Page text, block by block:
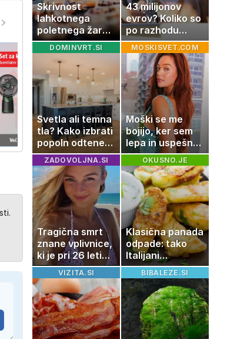
Skrivnost
lahkotnega
poletnega žara,
po katerem ne
boste
potrebovali
popoldanskega
spanca
43 milijonov
evrov? Koliko so
po razhodu
zahtevale ali
prejele
partnerice
športnih
zvezdnikov
DOMINVRT.SI
Svetla ali temna
tla? Kako izbrati
popoln odtenek
za vaš dom
MOSKISVET.COM
Moški se me
bojijo, ker sem
lepa in uspešna:
Misica razkrila,
zakaj je še
vedno samska
ZADOVOLJNA.SI
Tragična smrt
znane vplivnice,
ki je pri 26 letih
izgubila boj z
boleznijo
OKUSNO.JE
Klasična panada
odpade: tako
Italijani
pripravijo
slastne ocvrte
bučke
VIZITA.SI BIBALEZE.SI